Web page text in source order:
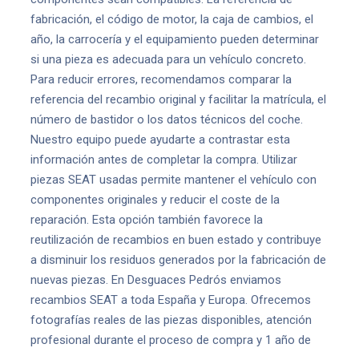
fabricación, el código de motor, la caja de cambios, el
año, la carrocería y el equipamiento pueden determinar
si una pieza es adecuada para un vehículo concreto.
Para reducir errores, recomendamos comparar la
referencia del recambio original y facilitar la matrícula, el
número de bastidor o los datos técnicos del coche.
Nuestro equipo puede ayudarte a contrastar esta
información antes de completar la compra. Utilizar
piezas SEAT usadas permite mantener el vehículo con
componentes originales y reducir el coste de la
reparación. Esta opción también favorece la
reutilización de recambios en buen estado y contribuye
a disminuir los residuos generados por la fabricación de
nuevas piezas. En Desguaces Pedrós enviamos
recambios SEAT a toda España y Europa. Ofrecemos
fotografías reales de las piezas disponibles, atención
profesional durante el proceso de compra y 1 año de